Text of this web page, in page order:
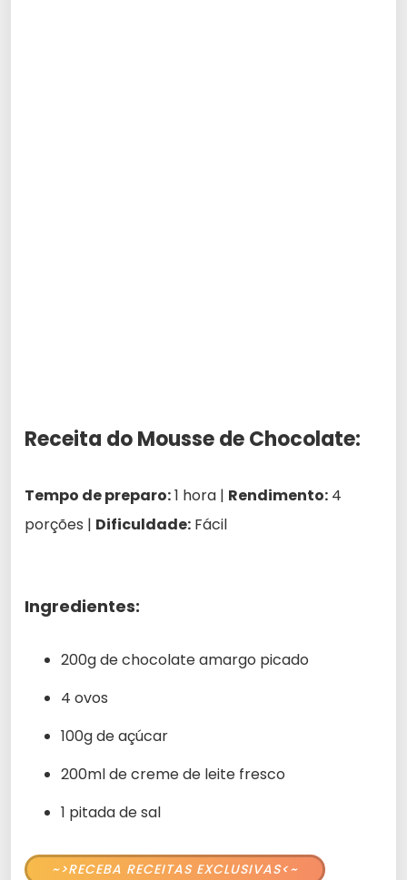
Receita do Mousse de Chocolate:
Tempo de preparo:1 hora | Rendimento: 4
porções | Dificuldade: Fácil
Ingredientes:
200g de chocolate amargo picado
4 ovos
100g de açúcar
200ml de creme de leite fresco
1 pitada de sal
~>RECEBA RECEITAS EXCLUSIVAS<~